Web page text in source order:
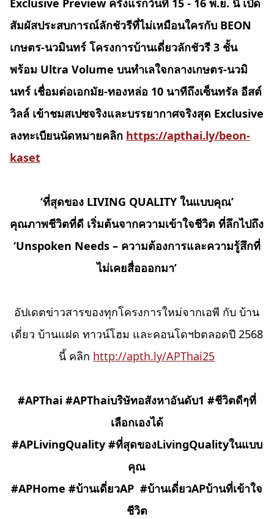
Exclusive Preview ครั้งแรกวันที่ 15 - 16 พ.ย. นี้ เปิด
สัมผัสประสบการณ์ลักชัวรีที่ไม่เหมือนใครกับ BEON
เกษตร-นวมินทร์ โครงการบ้านเดี่ยวลักชัวรี 3 ชั้น
พร้อม Ultra Volume บนทำเลใจกลางเกษตร-นวมิ
นทร์ เชื่อมต่อเอกมัย-ทองหล่อ 10 นาทีถึงเซ็นทรัล อีสต์
วิลล์ เข้าชมสเปซจริงและบรรยากาศจริงสุด Exclusive
ลงทะเบียนนัดหมายคลิก https://apthai.ly/beon-
kaset
‘ที่สุดของ LIVING QUALITY ในแบบคุณ’
คุณภาพชีวิตที่ดี เริ่มต้นจากความเข้าใจชีวิตที่ลึกไปถึง
‘Unspoken Needs – ความต้องการและความรู้สึกที่
ไม่เคยสื่อออกมา’
อัปเดตข่าวสารของทุกโครงการใหม่จากเอพี กับ บ้าน
เดี่ยว บ้านแฝด ทาวน์โฮม และคอนโดฯbตลอดปี 2568
นี้ คลิก http://apth.ly/APThai25
#APThai #APThaiบริษัทอสังหาอันดับ1 #ชีวิตดีๆที่
เลือกเองได้
#APLivingQuality #ที่สุดของLivingQualityในแบบ
คุณ
#APHome #บ้านเดี่ยวAP#บ้านเดี่ยวAPบ้านที่เข้าใจ
ชีวิต